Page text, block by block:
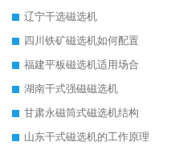
辽宁干选磁选机
四川铁矿磁选机如何配置
福建平板磁选机适用场合
湖南干式强磁磁选机
甘肃永磁筒式磁选机结构
山东干式磁选机的工作原理